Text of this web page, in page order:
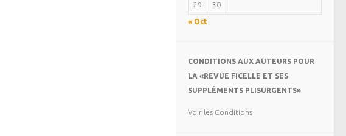
29 30
« Oct
CONDITIONS AUX AUTEURS POUR
LA «REVUE FICELLE ET SES
SUPPLÉMENTS PLISURGENTS»
Voir les Conditions